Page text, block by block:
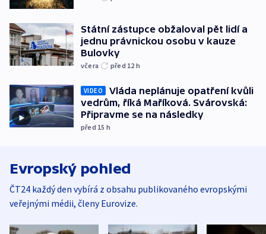
Státní zástupce obžaloval pět lidí a
jednu právnickou osobu v kauze
Bulovky
včera před 12 h
VIDEO
Vláda neplánuje opatření kvůli
vedrům, říká Maříková. Svárovská:
Připravme se na následky
před 15 h
Evropský pohled
ČT24 každý den vybírá z obsahu publikovaného evropskými
veřejnými médii, členy Eurovize.